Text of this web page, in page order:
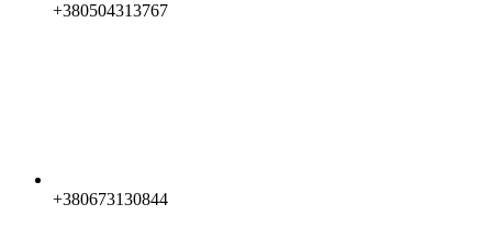
+380504313767
+380673130844